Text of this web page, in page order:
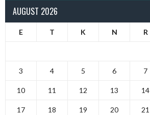
AUGUST 2026
E T K N R
3 4 5 6 7
10 11 12 13 14
17 18 19 20 21